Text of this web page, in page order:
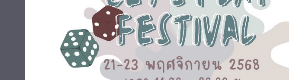
Current Students
TICP 2023
SSBW Activities
Grants and Awards
Life Di
CU Radio